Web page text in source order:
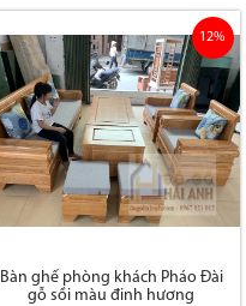
Bàn ghế phòng khách Pháo Đài
gỗ sồi màu đinh hương
12%